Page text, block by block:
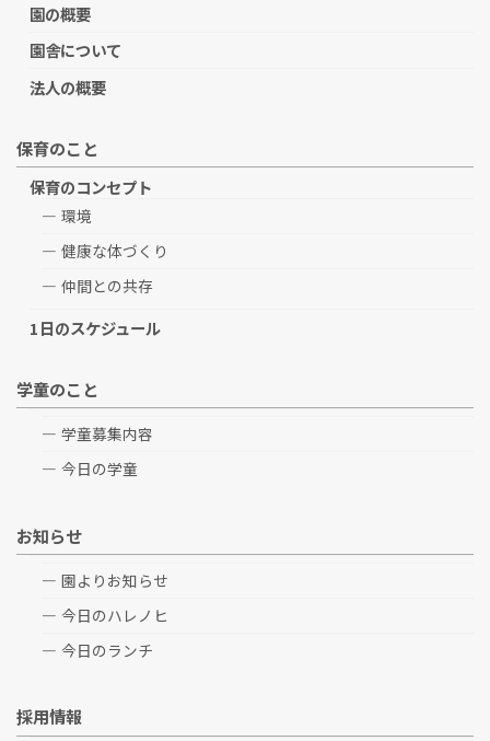
園の概要
園舎について
法人の概要
保育のこと
保育のコンセプト
環境
健康な体づくり
仲間との共存
1日のスケジュール
学童のこと
学童募集内容
今日の学童
お知らせ
園よりお知らせ
今日のハレノヒ
今日のランチ
採用情報